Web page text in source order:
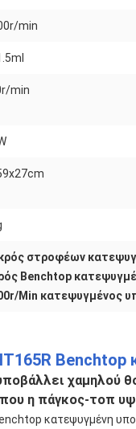
min
min
στροφέων
Benchtop
Min κατεψυγμένος
χαμηλού
η πάγκος-τοπ
κατεψυγμένη